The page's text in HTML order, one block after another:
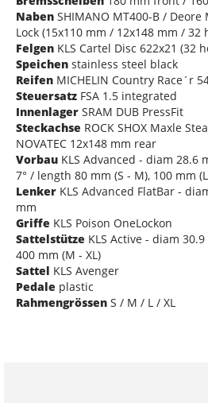
Naben SHIMANO MT400-B / Deore
Lock (15x110 mm / 12x148 mm / 32
Felgen KLS Cartel Disc 622x21 (32
Speichen stainless steel black
Reifen MICHELIN Country Race´r
Steuersatz FSA 1.5 integrated
Innenlager SRAM DUB PressFit
Steckachse ROCK SHOX Maxle
NOVATEC 12x148 mm rear
Vorbau KLS Advanced - diam 28.6
7° / length 80 mm (S - M), 100 mm
Lenker KLS Advanced FlatBar -
mm
Griffe KLS Poison OneLockon
Sattelstütze KLS Active - diam
400 mm (M - XL)
Sattel KLS Avenger
Pedale plastic
Rahmengrössen S / M / L / XL